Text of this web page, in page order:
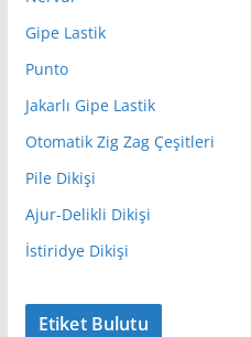
Gipe Lastik
Punto
Jakarlı Gipe Lastik
Otomatik Zig Zag Çeşitleri
Pile Dikişi
Ajur-Delikli Dikişi
İstiridye Dikişi
Etiket Bulutu